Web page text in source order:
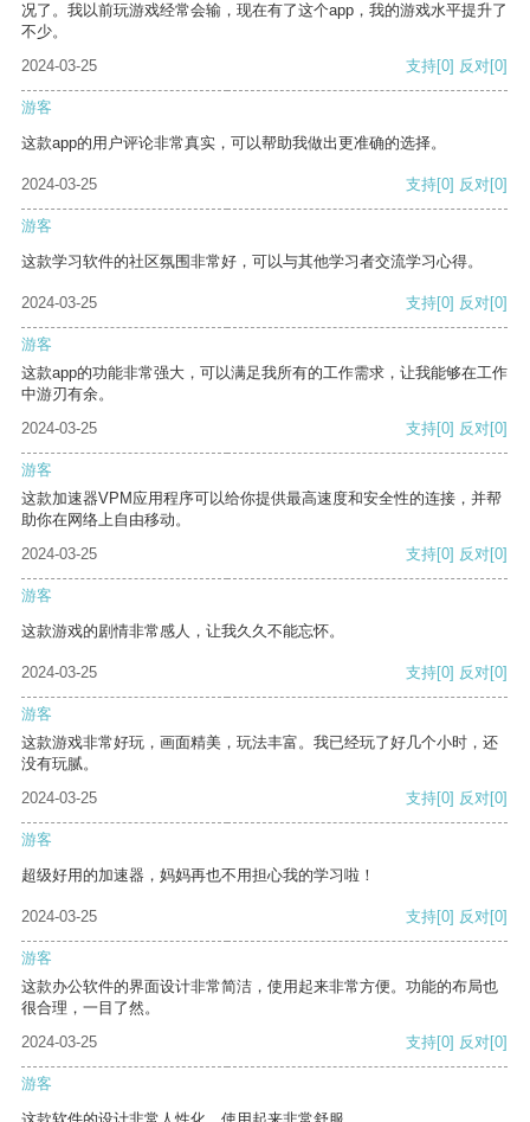
况了。我以前玩游戏经常会输，现在有了这个app，我的游戏水平提升了
不少。
2024-03-25
支持[0] 反对[0]
游客
这款app的用户评论非常真实，可以帮助我做出更准确的选择。
2024-03-25 支持[0] 反对[0]
游客
这款学习软件的社区氛围非常好，可以与其他学习者交流学习心得。
2024-03-25 支持[0] 反对[0]
游客
这款app的功能非常强大，可以满足我所有的工作需求，让我能够在工作
中游刃有余。
2024-03-25
支持[0] 反对[0]
游客
这款加速器VPM应用程序可以给你提供最高速度和安全性的连接，并帮
助你在网络上自由移动。
2024-03-25
支持[0] 反对[0]
游客
这款游戏的剧情非常感人，让我久久不能忘怀。
2024-03-25 支持[0] 反对[0]
游客
这款游戏非常好玩，画面精美，玩法丰富。我已经玩了好几个小时，还
没有玩腻。
2024-03-25
支持[0] 反对[0]
游客
超级好用的加速器，妈妈再也不用担心我的学习啦！
2024-03-25 支持[0] 反对[0]
游客
这款办公软件的界面设计非常简洁，使用起来非常方便。功能的布局也
很合理，一目了然。
2024-03-25
支持[0] 反对[0]
游客